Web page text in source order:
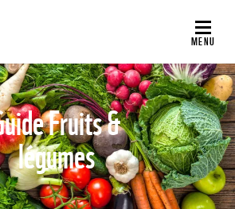
MENU
Fruits &
légumes